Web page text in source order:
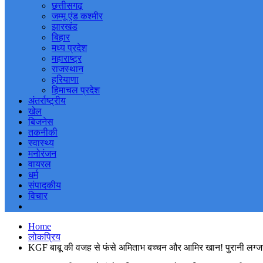
छत्तीसगढ़
जम्मू एंड कश्मीर
झारखंड
बिहार
मध्य प्रदेश
महाराष्ट्र
राजस्थान
हरियाणा
हिमाचल प्रदेश
अंतर्राष्ट्रीय
खेल
बिजनेस
तकनीकी
स्वास्थ्य
मनोरंजन
वायरल
धर्म
संपादकीय
विचार
Home
लोकप्रिय
KGF बाबू की वजह से फंसे अमिताभ बच्चन और आमिर खान! पुरानी